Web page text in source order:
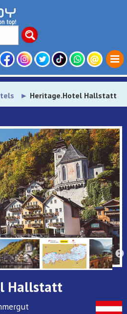
Heritage.Hotel Hallstatt
Hallstatt